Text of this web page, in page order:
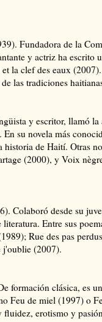
Fundadora de la
y actriz ha escrito
la clef des eaux
las tradiciones
y escritor, llamó
su novela más
de Haití. Otras
(2000), y Voix
Colaboró desde su
Entre sus
Rue des pas
j'oublie (2007).
formación clásica, es
Feu de miel (1997) o
fluidez, erotismo y